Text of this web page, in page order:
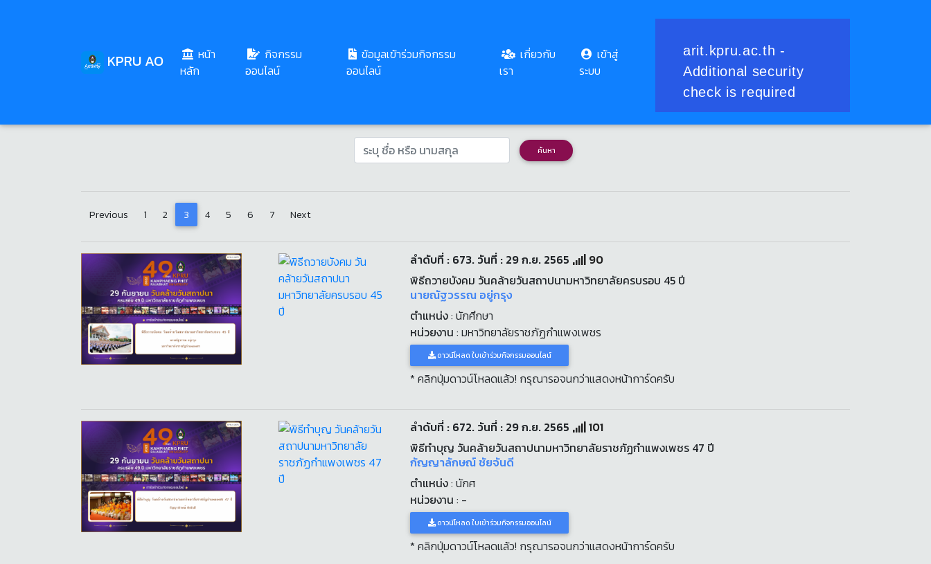
KPRU AO
หน้า
หลัก
กิจกรรม
ออนไลน์
ข้อมูลเข้าร่วมกิจกรรม
ออนไลน์
เกี่ยวกับ
เรา
เข้าสู่
ระบบ
๒๙ กันยายน วันคล้ายวันสถาปนา ครบรอบ ๔๙ ปี มหาวิทยาลัยราชภัฏกำแพงเพชร
จำนวน 773 รายการ
ค้นหา
Previous 1 2 3 4 5 6 7 Next
ลำดับที่ : 673. วันที่ : 29 ก.ย. 2565
90
พิธีถวายบังคม วันคล้ายวันสถาปนามหาวิทยาลัยครบรอบ 45 ปี
นายณัฐวรรณ อยู่กรุง
ตำแหน่ง: นักศึกษา
หน่วยงาน : มหาวิทยาลัยราชภัฏกำแพงเพชร
ดาวน์โหลด ใบเข้าร่วมกิจกรรมออนไลน์
* คลิกปุ่มดาวน์โหลดแล้ว! กรุณารอจนกว่าแสดงหน้าการ์ดครับ
ลำดับที่ : 672. วันที่ : 29 ก.ย. 2565
101
พิธีทำบุญ วันคล้ายวันสถาปนามหาวิทยาลัยราชภัฏกำแพงเพชร 47 ปี
กัญญาลักษณ์ ชัยจันดี
ตำแหน่ง: นักศ
หน่วยงาน : -
ดาวน์โหลด ใบเข้าร่วมกิจกรรมออนไลน์
* คลิกปุ่มดาวน์โหลดแล้ว! กรุณารอจนกว่าแสดงหน้าการ์ดครับ